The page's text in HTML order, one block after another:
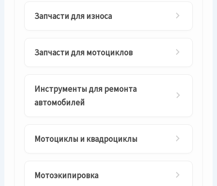
Запчасти для износа
Запчасти для мотоциклов
Инструменты для ремонта
автомобилей
Мотоциклы и квадроциклы
Мотоэкипировка